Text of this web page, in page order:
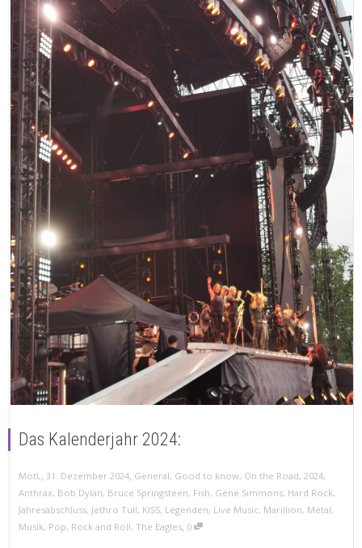
Das Kalenderjahr 2024:
MotL, 31. Dezember 2024, General, Good to know, On the Road, 2024,
Anthrax, Bob Dylan, Bruce Springsteen, Fish, Gene Simmons, Hard Rock,
Jahresabschluss, Jethro Tull, KISS, Legenden, Live Music, Marillion, Metal,
Musik, Pop, Rock and Roll, The Eagles, 0